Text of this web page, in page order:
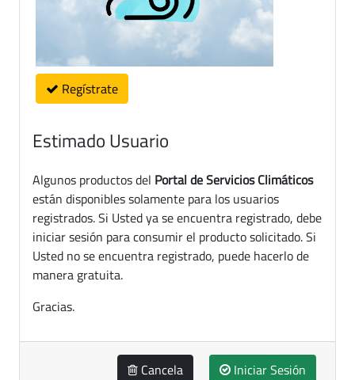
Regístrate
Estimado Usuario
Algunos productos del Portal de Servicios Climáticos
están disponibles solamente para los usuarios
registrados. Si Usted ya se encuentra registrado, debe
iniciar sesión para consumir el producto solicitado. Si
Usted no se encuentra registrado, puede hacerlo de
manera gratuita.
Gracias.
Cancela Iniciar Sesión